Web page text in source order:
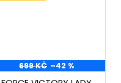
699 KČ –42 %